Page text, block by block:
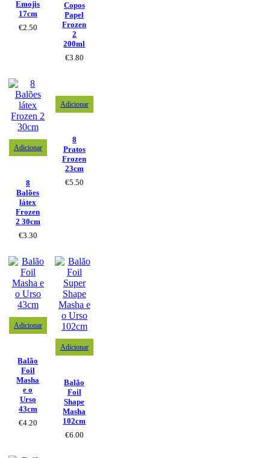
Emojis
17cm
€2.50
Copos
Papel
Frozen
2
200ml
€3.80
Adicionar
8
Balões
látex
Frozen
2 30cm
€3.30
Adicionar
8
Pratos
Frozen
23cm
€5.50
Adicionar
Balão
Foil
Masha
e o
Urso
43cm
€4.20
Adicionar
Balão
Foil
Shape
Masha
102cm
€6.00